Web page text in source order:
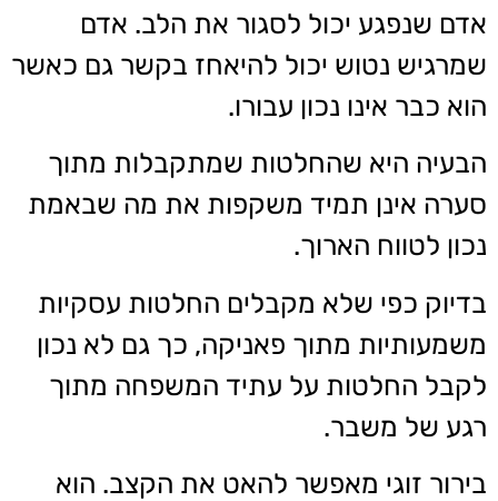
אדם שנפגע יכול לסגור את הלב. אדם
שמרגיש נטוש יכול להיאחז בקשר גם כאשר
הוא כבר אינו נכון עבורו.
הבעיה היא שהחלטות שמתקבלות מתוך
סערה אינן תמיד משקפות את מה שבאמת
נכון לטווח הארוך.
בדיוק כפי שלא מקבלים החלטות עסקיות
משמעותיות מתוך פאניקה, כך גם לא נכון
לקבל החלטות על עתיד המשפחה מתוך
רגע של משבר.
בירור זוגי מאפשר להאט את הקצב. הוא